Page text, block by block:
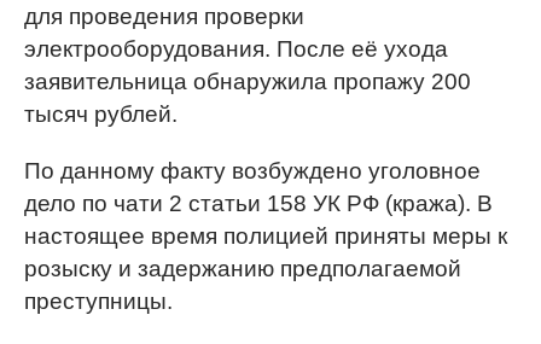
для проведения проверки
электрооборудования. После её ухода
заявительница обнаружила пропажу 200
тысяч рублей.
По данному факту возбуждено уголовное
дело по чати 2 статьи 158 УК РФ (кража). В
настоящее время полицией приняты меры к
розыску и задержанию предполагаемой
преступницы.